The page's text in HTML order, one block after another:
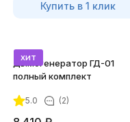
Купить в 1 клик
хит
Дымогенератор ГД-01
полный комплект
5.0 (2)